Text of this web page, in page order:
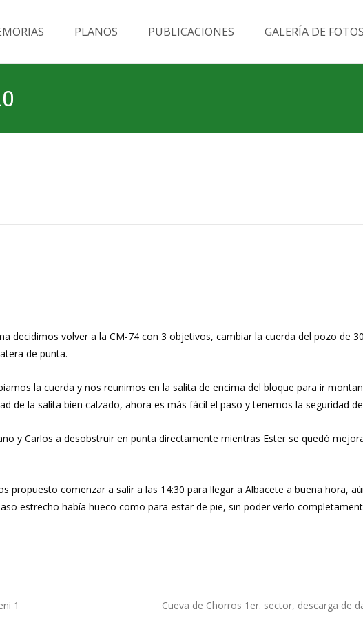
PLANOS PUBLICACIONES GALERÍA DE FOTOS
decidimos volver a la CM-74 con 3 objetivos, cambiar la cuerda del pozo de
de punta.
la cuerda y nos reunimos en la salita de encima del bloque para ir
de la salita bien calzado, ahora es más fácil el paso y tenemos la seguridad
y Carlos a desobstruir en punta directamente mientras Ester se quedó
comenzar a salir a las 14:30 para llegar a Albacete a buena hora,
estrecho había hueco como para estar de pie, sin poder verlo
1 Cueva de Chorros 1er. sector, descarga de